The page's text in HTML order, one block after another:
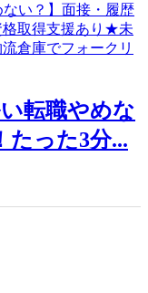
い転職やめな
たった3分...